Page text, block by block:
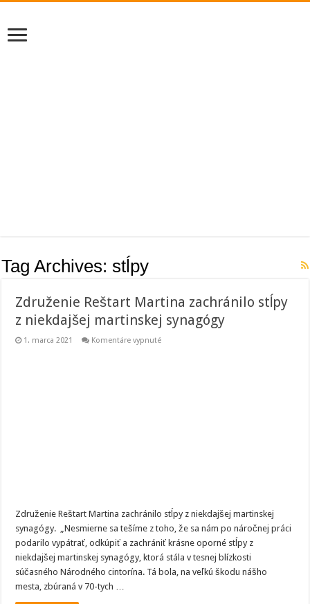
Tag Archives:stĺpy
Združenie Reštart Martina zachránilo stĺpy
z niekdajšej martinskej synagógy
1. marca 2021 Komentáre vypnuténa
Združenie Reštart Martina zachránilo stĺpy z niekdajšej martinskej
synagógy. „Nesmierne sa tešíme z toho, že sa nám po náročnej práci
podarilo vypátrať, odkúpiť a zachrániť krásne oporné stĺpy z
niekdajšej martinskej synagógy, ktorá stála v tesnej blízkosti
súčasného Národného cintorína. Tá bola, na veľkú škodu nášho
mesta, zbúraná v 70-tych …